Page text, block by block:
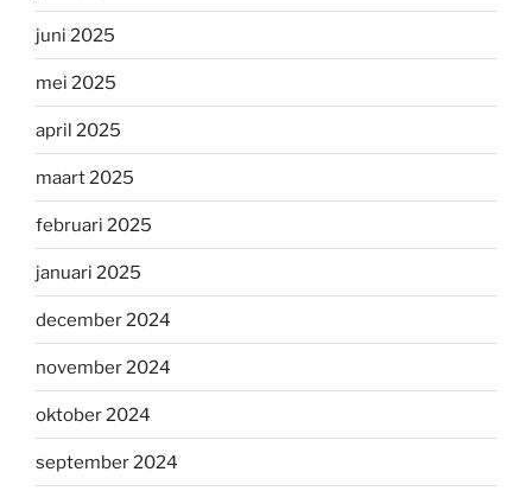
juni 2025
mei 2025
april 2025
maart 2025
februari 2025
januari 2025
december 2024
november 2024
oktober 2024
september 2024